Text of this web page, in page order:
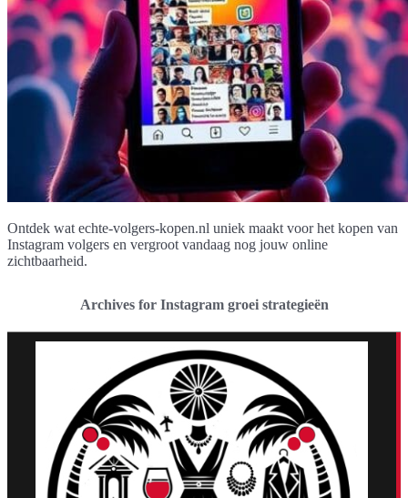
Ontdek wat echte-volgers-kopen.nl uniek maakt voor het kopen van
Instagram volgers en vergroot vandaag nog jouw online
zichtbaarheid.
Archives for Instagram groei strategieën